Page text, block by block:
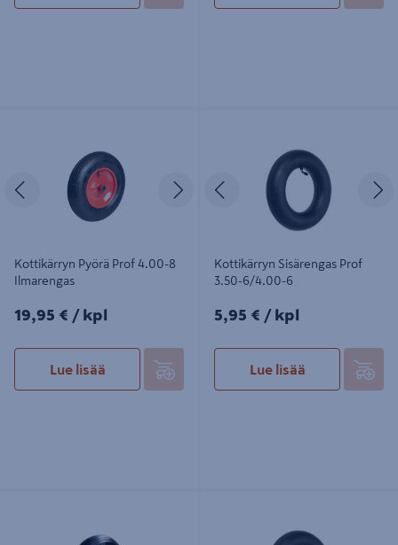
Edellinen Seuraava
Kottikärryn Pyörä Prof 4.00-8
Ilmarengas
19,95€/kpl
19,95 € / kpl
Lue lisää
Edellinen
Kottikärryn Sisärengas Prof
3.50-6/4.00-6
5,95€/kpl
5,95 € / kpl
Lue lisää